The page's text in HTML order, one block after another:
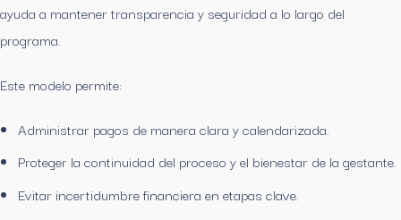
ayuda a mantener transparencia y seguridad a lo largo del
programa.
Este modelo permite:
Administrar pagos de manera clara y calendarizada.
Proteger la continuidad del proceso y el bienestar de la gestante.
Evitar incertidumbre financiera en etapas clave.